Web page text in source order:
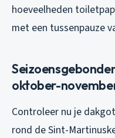
hoeveelheden
met een tussenpauze
oktober-
Controleer nu je
rond de Sint-